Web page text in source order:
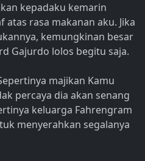
kepadaku kemarin
rasa makanan aku. Jika
kemungkinan besar
Gajurdo lolos begitu saja.
majikan Kamu
percaya dia akan senang
keluarga Fahrengram
menyerahkan segalanya